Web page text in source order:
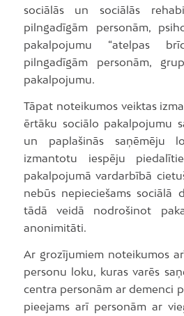
sociālās un sociālās
pilngadīgām personām,
pakalpojumu “atelpas
pilngadīgām personām,
pakalpojumu.
Tāpat noteikumos veiktas
ērtāku sociālo pakalpojumu
un paplašinās saņēmēju
izmantotu iespēju
pakalpojumā vardarbībā
nebūs nepieciešams sociālā
tādā veidā nodrošinot
anonimitāti.
Ar grozījumiem noteikumos
personu loku, kuras varēs
centra personām ar demenci
pieejams arī personām ar